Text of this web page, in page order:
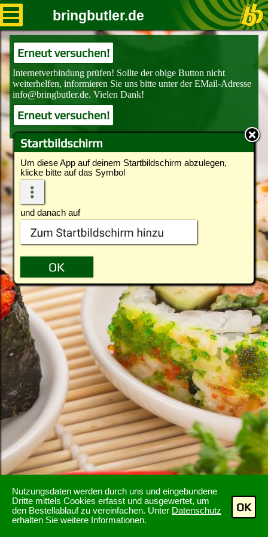
Nutzungsdaten werden durch uns und eingebundene
Dritte mittels Cookies erfasst und ausgewertet, um
den Bestellablauf zu vereinfachen. Unter Datenschutz
erhalten Sie weitere Informationen.
OK
Startbildschirm
Um diese App auf deinem Startbildschirm abzulegen,
klicke bitte auf das Symbol
und danach auf
bringbutler.de
Erneut versuchen!
Erneut versuchen!